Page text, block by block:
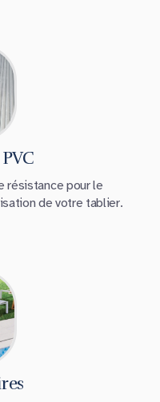
résistance pour le
de votre tablier.